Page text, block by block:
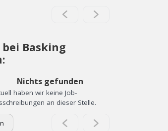
bei Basking
Nichts gefunden
haben wir keine Job-
an dieser Stelle.